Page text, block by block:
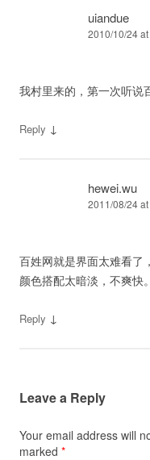
uiandue
2010/10/24
我村里来的，第一次听说
Reply ↓
hewei.wu
2011/08/24
百姓网就是界面太难看了
颜色搭配太暗淡，不爽快
Reply ↓
Leave a Reply
Your email address will
marked *